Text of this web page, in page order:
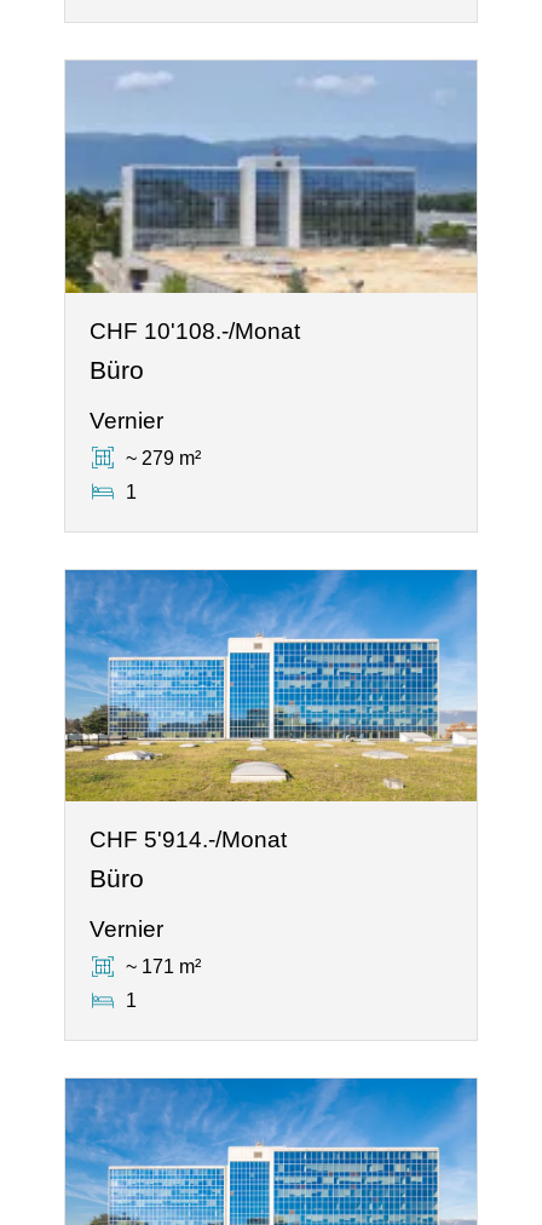
CHF 10'108.-/Monat
Büro
Vernier
~ 279 m²
1
CHF 5'914.-/Monat
Büro
Vernier
~ 171 m²
1